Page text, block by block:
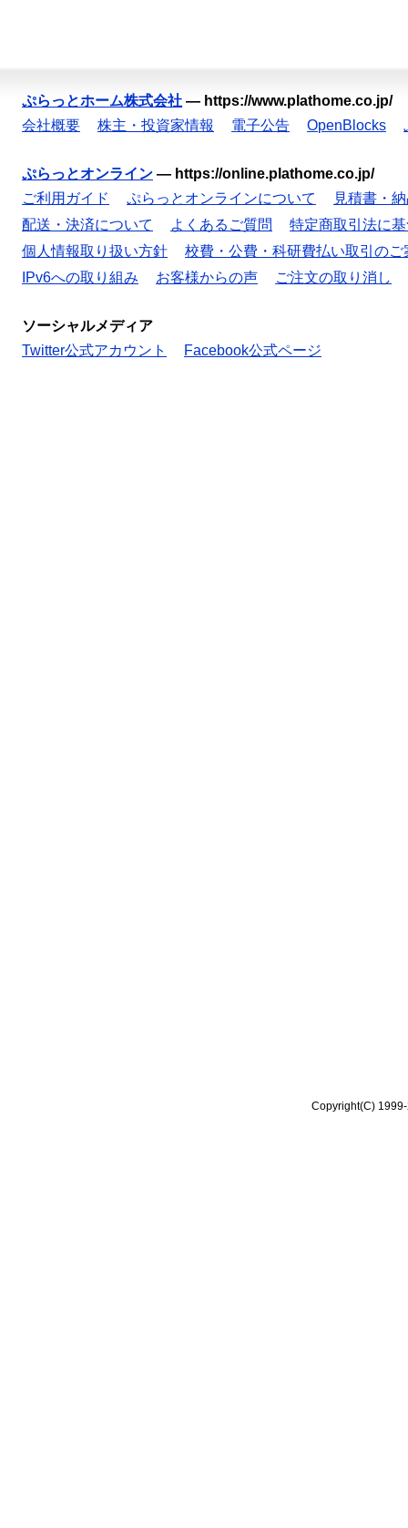
ぷらっとホーム株式会社 — https://www.plathome.co.jp/
会社概要
株主・投資家情報 電子公告 OpenBlocks
ぷらっとオンライン — https://online.plathome.co.jp/
ご利用ガイド
ぷらっとオンラインについて
見積書・
配送・決済について
よくあるご質問
特定商取引法に
個人情報取り扱い方針
校費・公費・科研費払い取引のご
IPv6への取り組み
お客様からの声 ご注文の取り消し
ソーシャルメディア
Twitter公式アカウント
Facebook公式ページ
Copyright(C)